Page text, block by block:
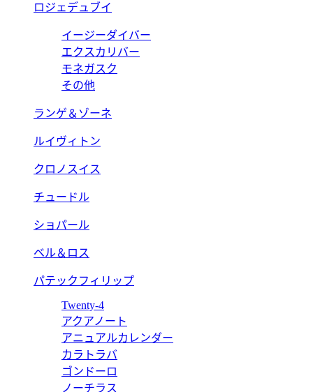
ロジェデュブイ
イージーダイバー
エクスカリバー
モネガスク
その他
ランゲ＆ゾーネ
ルイヴィトン
クロノスイス
チュードル
ショパール
ベル＆ロス
パテックフィリップ
Twenty-4
アクアノート
アニュアルカレンダー
カラトラバ
ゴンドーロ
ノーチラス